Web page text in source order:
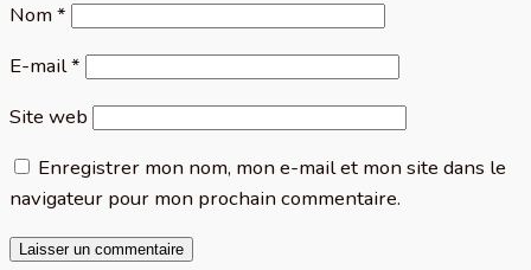
Nom*
E-mail*
Site web
Enregistrer mon nom, mon e-mail et mon site dans le
navigateur pour mon prochain commentaire.